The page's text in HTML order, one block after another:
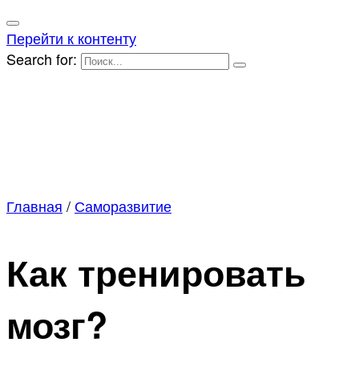
Перейти к контенту
Search for:
Главная / Саморазвитие
Как тренировать
мозг?